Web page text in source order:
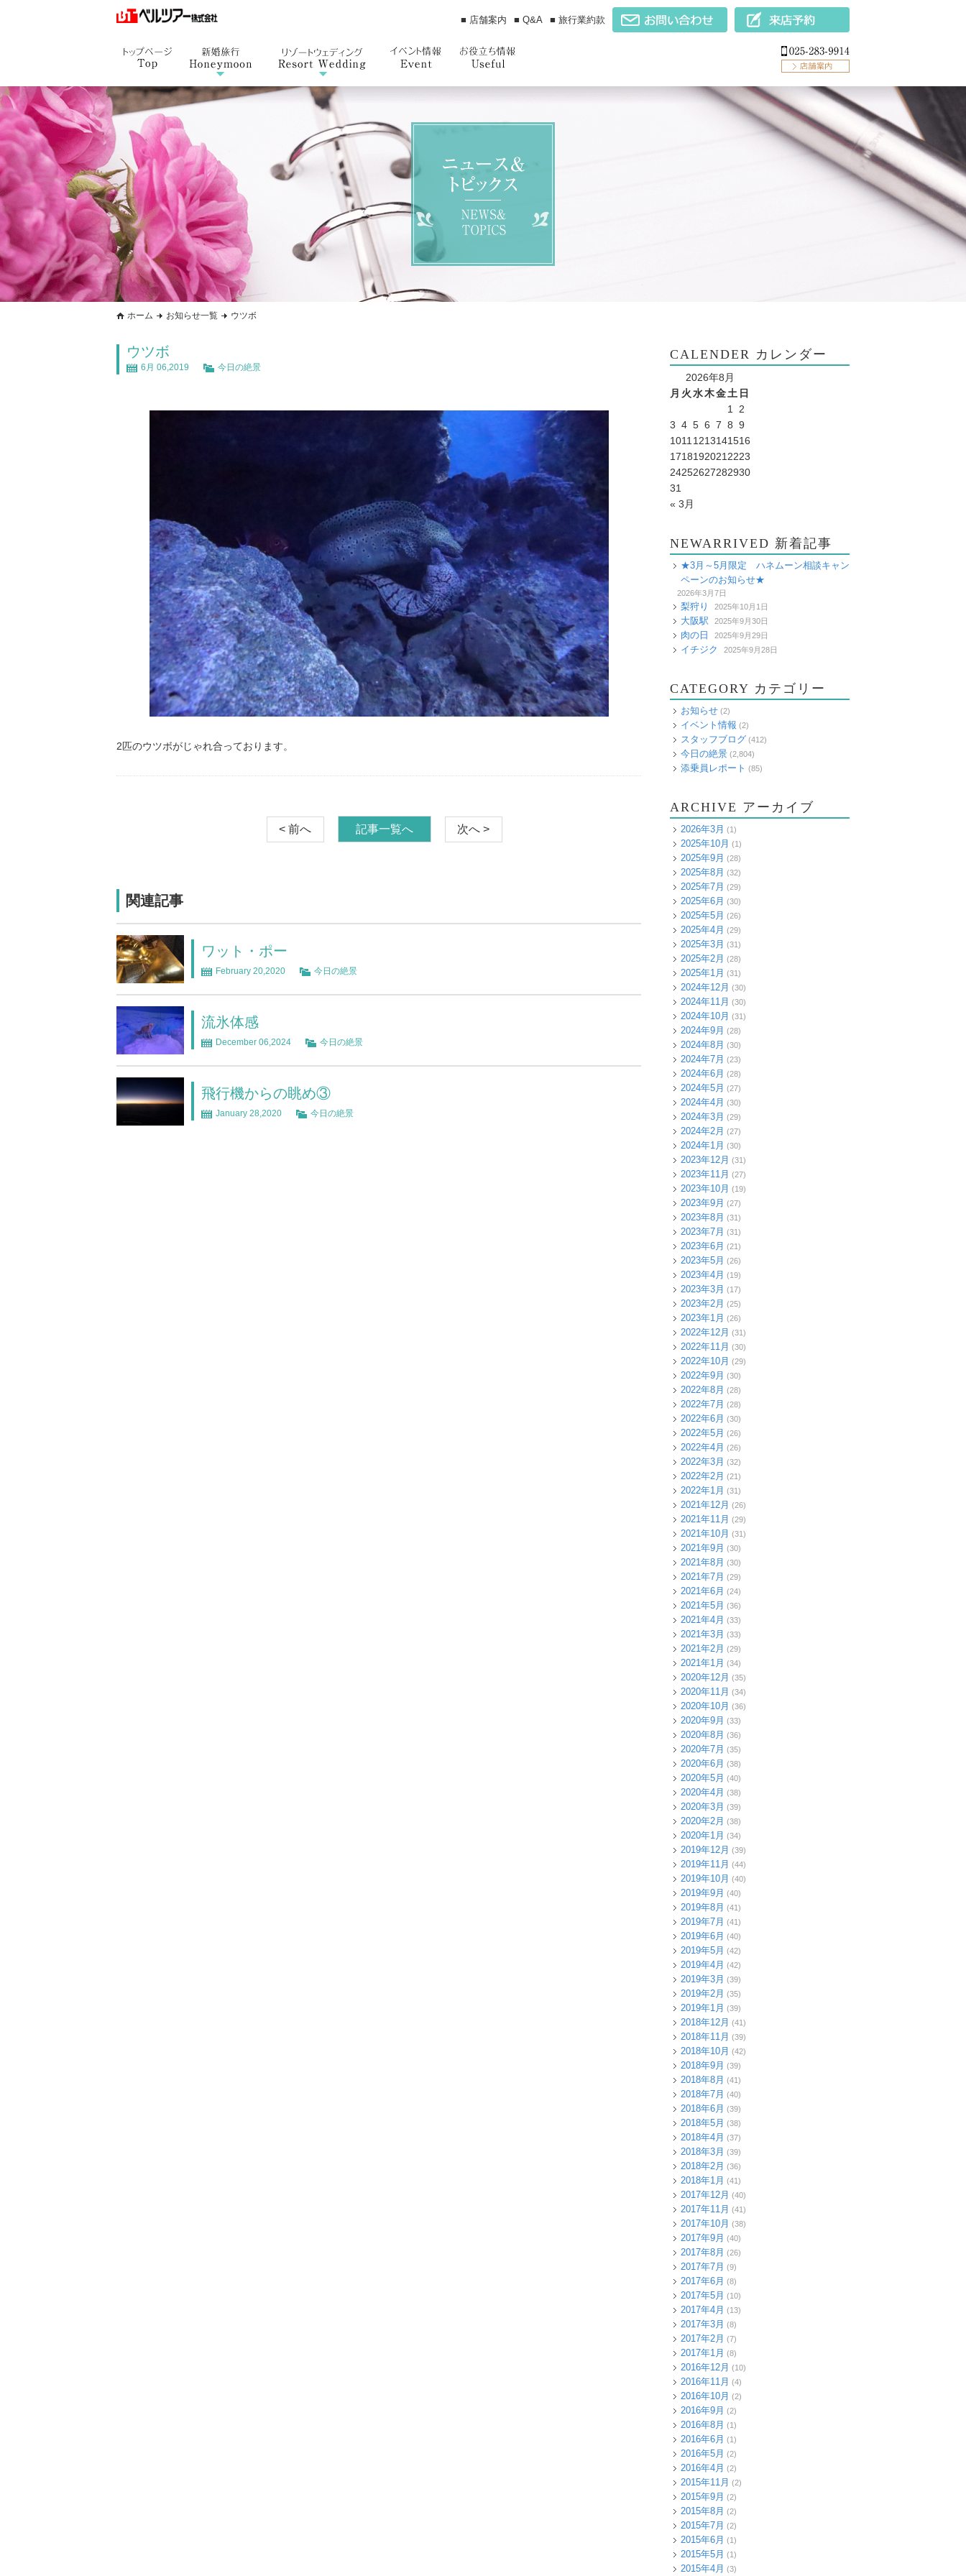
■ 店舗案内 ■ Q&A ■ 旅行業約款
ホーム お知らせ一覧 ウツボ
ウツボ
6月 06,2019 今日の絶景
2匹のウツボがじゃれ合っております。
< 前へ 記事一覧へ 次へ >
関連記事
ワット・ポー
February 20,2020 今日の絶景
流氷体感
December 06,2024 今日の絶景
飛行機からの眺め③
January 28,2020 今日の絶景
CALENDER カレンダー
2026年8月
月 火水木金土 日
1
2
3 4 5 6 7 8 9
1011 1213141516
1718192021 2223
24252627282930
31
« 3月
NEWARRIVED 新着記事
★3月～5月限定 ハネムーン相談キャン
ペーンのお知らせ★
2026年3月7日
梨狩り 2025年10月1日
大阪駅 2025年9月30日
肉の日 2025年9月29日
イチジク 2025年9月28日
CATEGORY カテゴリー
お知らせ (2)
イベント情報 (2)
スタッフブログ (412)
今日の絶景 (2,804)
添乗員レポート (85)
ARCHIVE アーカイブ
2026年3月 (1)
2025年10月 (1)
2025年9月 (28)
2025年8月 (32)
2025年7月 (29)
2025年6月 (30)
2025年5月 (26)
2025年4月 (29)
2025年3月 (31)
2025年2月 (28)
2025年1月 (31)
2024年12月 (30)
2024年11月 (30)
2024年10月 (31)
2024年9月 (28)
2024年8月 (30)
2024年7月 (23)
2024年6月 (28)
2024年5月 (27)
2024年4月 (30)
2024年3月 (29)
2024年2月 (27)
2024年1月 (30)
2023年12月 (31)
2023年11月 (27)
2023年10月 (19)
2023年9月 (27)
2023年8月 (31)
2023年7月 (31)
2023年6月 (21)
2023年5月 (26)
2023年4月 (19)
2023年3月 (17)
2023年2月 (25)
2023年1月 (26)
2022年12月 (31)
2022年11月 (30)
2022年10月 (29)
2022年9月 (30)
2022年8月 (28)
2022年7月 (28)
2022年6月 (30)
2022年5月 (26)
2022年4月 (26)
2022年3月 (32)
2022年2月 (21)
2022年1月 (31)
2021年12月 (26)
2021年11月 (29)
2021年10月 (31)
2021年9月 (30)
2021年8月 (30)
2021年7月 (29)
2021年6月 (24)
2021年5月 (36)
2021年4月 (33)
2021年3月 (33)
2021年2月 (29)
2021年1月 (34)
2020年12月 (35)
2020年11月 (34)
2020年10月 (36)
2020年9月 (33)
2020年8月 (36)
2020年7月 (35)
2020年6月 (38)
2020年5月 (40)
2020年4月 (38)
2020年3月 (39)
2020年2月 (38)
2020年1月 (34)
2019年12月 (39)
2019年11月 (44)
2019年10月 (40)
2019年9月 (40)
2019年8月 (41)
2019年7月 (41)
2019年6月 (40)
2019年5月 (42)
2019年4月 (42)
2019年3月 (39)
2019年2月 (35)
2019年1月 (39)
2018年12月 (41)
2018年11月 (39)
2018年10月 (42)
2018年9月 (39)
2018年8月 (41)
2018年7月 (40)
2018年6月 (39)
2018年5月 (38)
2018年4月 (37)
2018年3月 (39)
2018年2月 (36)
2018年1月 (41)
2017年12月 (40)
2017年11月 (41)
2017年10月 (38)
2017年9月 (40)
2017年8月 (26)
2017年7月 (9)
2017年6月 (8)
2017年5月 (10)
2017年4月 (13)
2017年3月 (8)
2017年2月 (7)
2017年1月 (8)
2016年12月 (10)
2016年11月 (4)
2016年10月 (2)
2016年9月 (2)
2016年8月 (1)
2016年6月 (1)
2016年5月 (2)
2016年4月 (2)
2015年11月 (2)
2015年9月 (2)
2015年8月 (2)
2015年7月 (2)
2015年6月 (1)
2015年5月 (1)
2015年4月 (3)